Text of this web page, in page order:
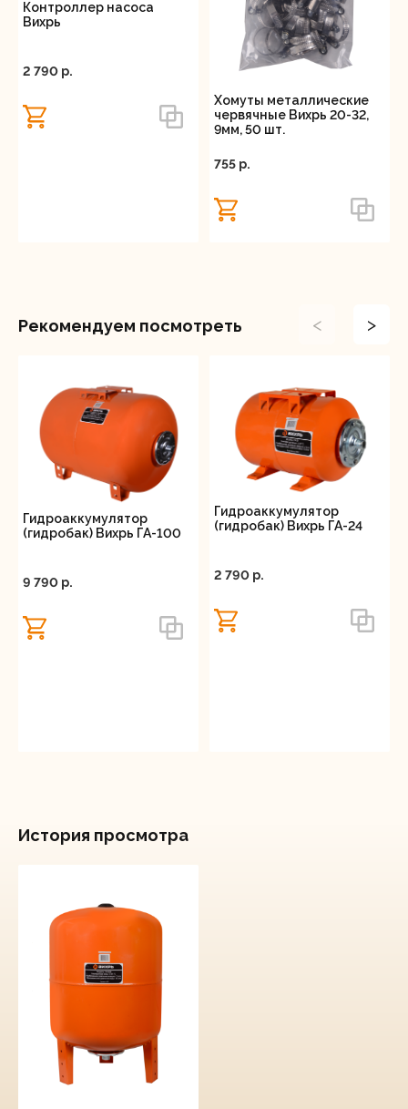
Контроллер насоса
Вихрь
2 790 p.
Хомуты металлические
червячные Вихрь 20-32,
9мм, 50 шт.
755 p.
Рекомендуем посмотреть < >
Гидроаккумулятор
(гидробак) Вихрь ГА-100
9 790 p.
Гидроаккумулятор
(гидробак) Вихрь ГА-24
2 790 p.
История просмотра